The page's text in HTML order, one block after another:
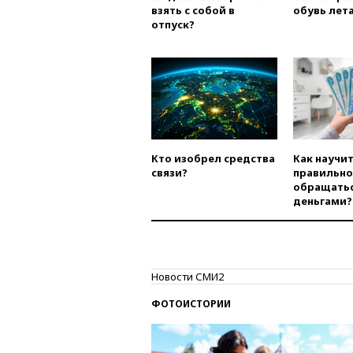
взять с собой в
отпуск?
обувь
Кто изобрел средства
связи?
Как
правильно
деньгами?
Новости СМИ2
ФОТОИСТОРИИ